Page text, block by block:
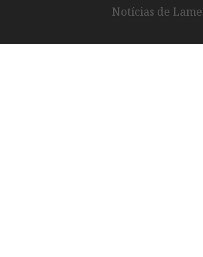
Notícias de